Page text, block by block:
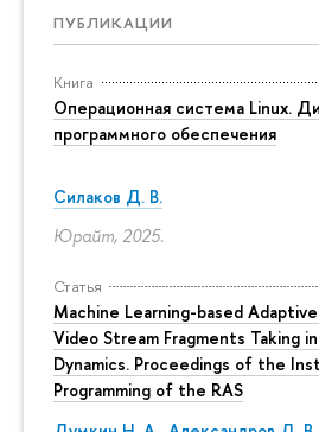
ПУБЛИКАЦИИ
Книга
Операционная система Linux.
программного обеспечения
Силаков Д. В.
Юрайт, 2025.
Статья
Machine Learning-based
Video Stream Fragments Taking
Dynamics. Proceedings of the
Programming of the RAS